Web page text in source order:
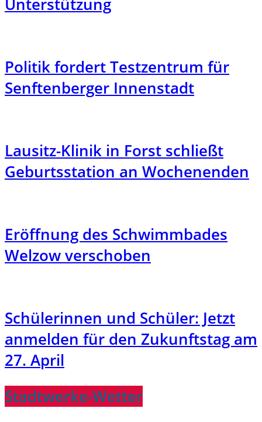
Unterstützung
Politik fordert Testzentrum für
Senftenberger Innenstadt
Lausitz-Klinik in Forst schließt
Geburtsstation an Wochenenden
Eröffnung des Schwimmbades
Welzow verschoben
Schülerinnen und Schüler: Jetzt
anmelden für den Zukunftstag am
27. April
Stadtwerke-Wetter